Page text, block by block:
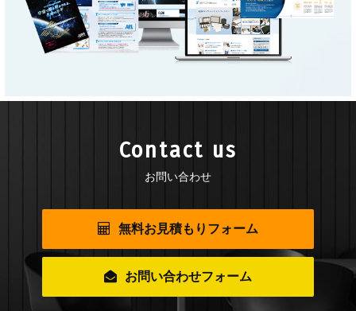
Contact us
お問い合わせ
無料お見積もりフォーム
お問い合わせフォーム